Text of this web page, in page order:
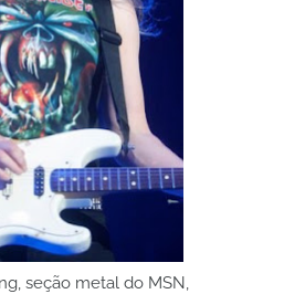
seção metal do MSN,